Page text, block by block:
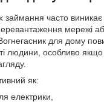
займання часто виникає
мережі
Вогнегасник для дому
людини, особливо
як:
електрики,